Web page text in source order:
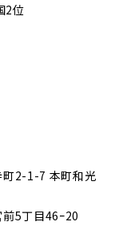
2位
町2-1-7 本町和光
5丁目46ｰ20